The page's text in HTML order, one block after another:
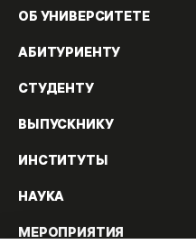
ОБ УНИВЕРСИТЕТЕ
АБИТУРИЕНТУ
СТУДЕНТУ
ВЫПУСКНИКУ
ИНСТИТУТЫ
НАУКА
МЕРОПРИЯТИЯ